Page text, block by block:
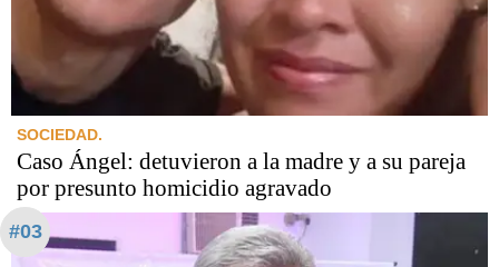
SOCIEDAD.
Caso Ángel: detuvieron a la madre y a su pareja
por presunto homicidio agravado
#03